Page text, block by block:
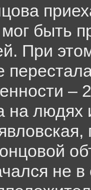
быть
При
–
на людях
не в